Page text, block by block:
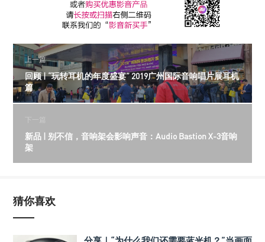
上一篇
回顾 | “玩转耳机的年度盛宴” 2019广州国际音响唱片展耳机
篇
下一篇
新品 | 别不信，音响架会影响声音：Audio Bastion X-3音响
架
猜你喜欢